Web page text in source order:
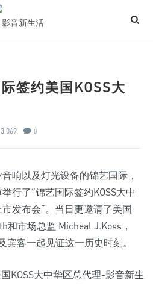
签约美国KOSS大
3,069 0
响以及灯光设备的锦艺国际，
行了“锦艺国际签约KOSS大中
发布会”。当日更邀请了美国
和市场总监 Micheal J.Koss，
宾客一起见证这一历史时刻。